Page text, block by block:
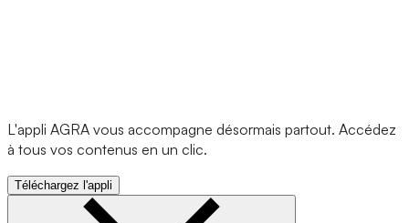
L'appli AGRA vous accompagne désormais partout. Accédez
à tous vos contenus en un clic.
Téléchargez l'appli